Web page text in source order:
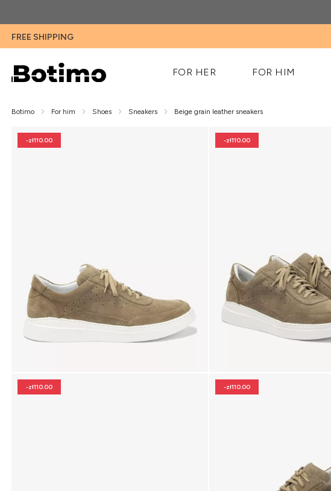
FREE SHIPPING
FOR HER FOR HIM
Botimo For him Shoes Sneakers Beige grain leather sneakers
-zł110.00 -zł110.00
-zł110.00 -zł110.00